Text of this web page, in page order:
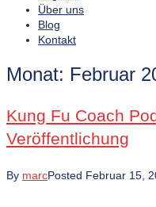
Über uns
Blog
Kontakt
Monat: Februar
Kung Fu Coach
Veröffentlichung
By marcPosted Februar 15,